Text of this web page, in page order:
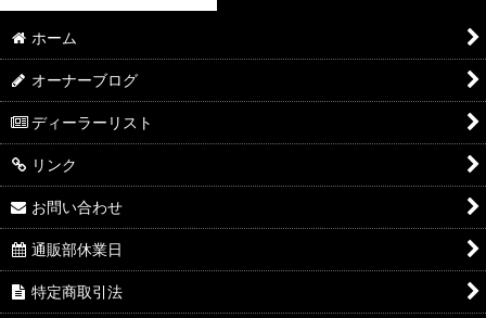
ホーム
オーナーブログ
ディーラーリスト
リンク
お問い合わせ
通販部休業日
特定商取引法